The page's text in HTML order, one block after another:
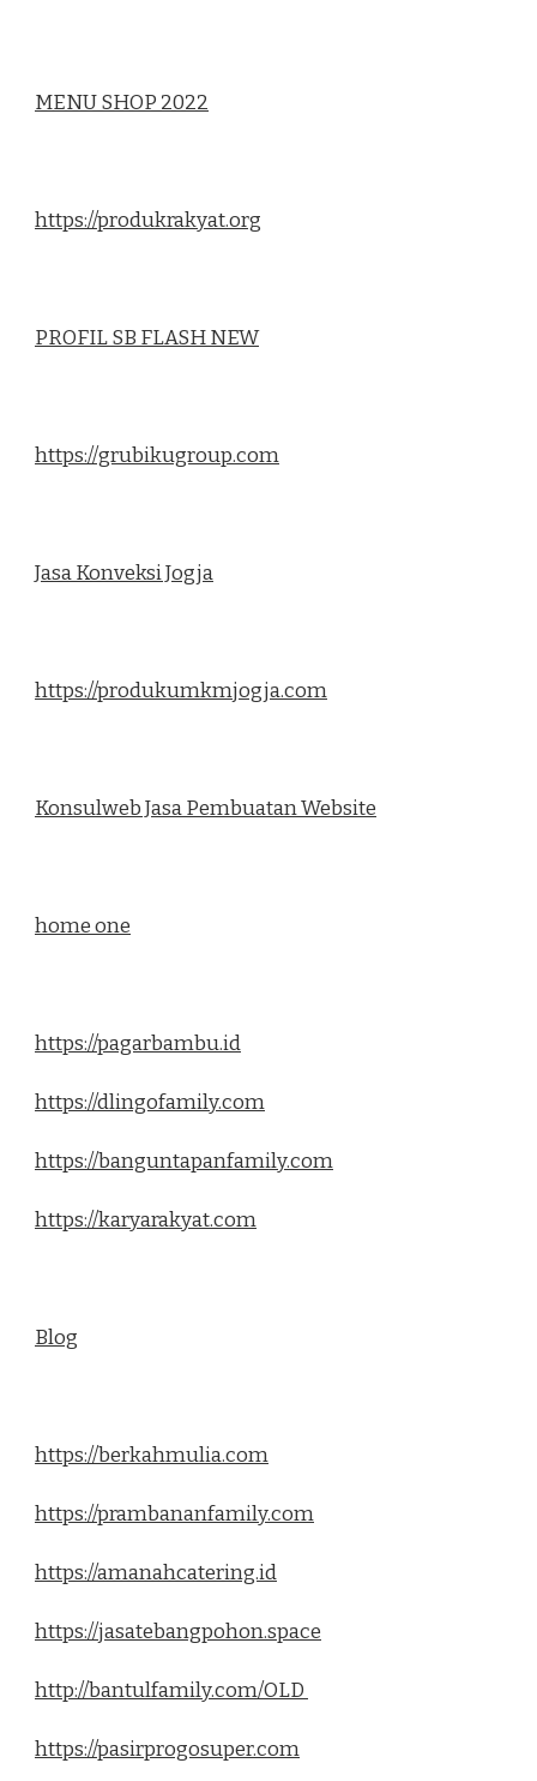
MENU SHOP 2022
https://produkrakyat.org
PROFIL SB FLASH NEW
https://grubikugroup.com
Jasa Konveksi Jogja
https://produkumkmjogja.com
Konsulweb Jasa Pembuatan Website
home one
https://pagarbambu.id
https://dlingofamily.com
https://banguntapanfamily.com
https://karyarakyat.com
Blog
https://berkahmulia.com
https://prambananfamily.com
https://amanahcatering.id
https://jasatebangpohon.space
http://bantulfamily.com/OLD
https://pasirprogosuper.com